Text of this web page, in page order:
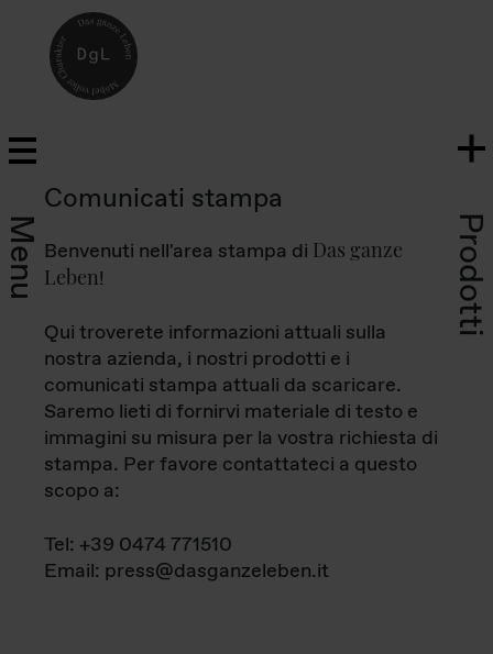
Menu Prodotti
Comunicati stampa
Benvenuti nell'area stampa di Das ganze
Leben!
Qui troverete informazioni attuali sulla
nostra azienda, i nostri prodotti e i
comunicati stampa attuali da scaricare.
Saremo lieti di fornirvi materiale di testo e
immagini su misura per la vostra richiesta di
stampa. Per favore contattateci a questo
scopo a:
Tel: +39 0474 771510
Email: press@dasganzeleben.it